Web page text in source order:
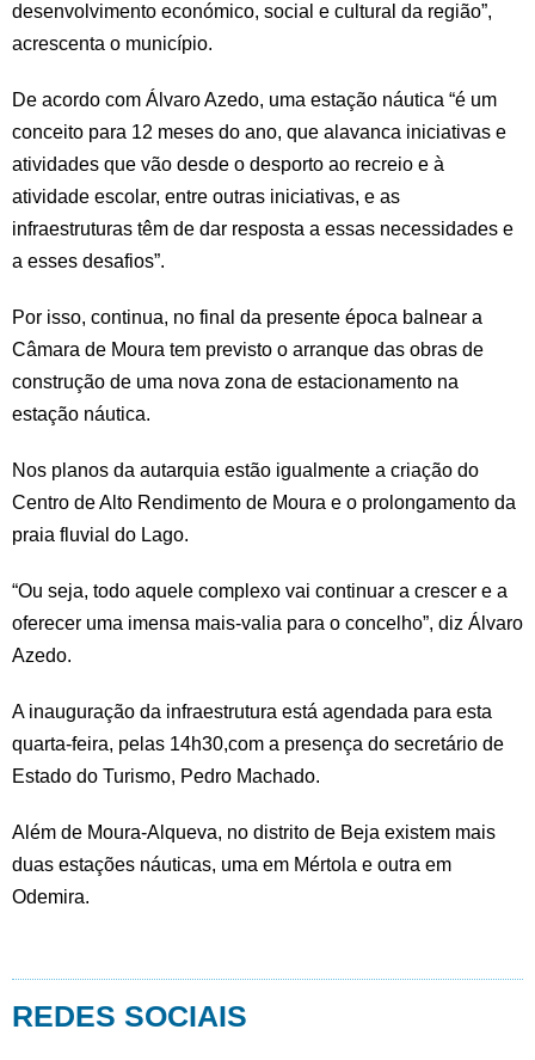
desenvolvimento económico, social e cultural da região”,
acrescenta o município.
De acordo com Álvaro Azedo, uma estação náutica “é um
conceito para 12 meses do ano, que alavanca iniciativas e
atividades que vão desde o desporto ao recreio e à
atividade escolar, entre outras iniciativas, e as
infraestruturas têm de dar resposta a essas necessidades e
a esses desafios”.
Por isso, continua, no final da presente época balnear a
Câmara de Moura tem previsto o arranque das obras de
construção de uma nova zona de estacionamento na
estação náutica.
Nos planos da autarquia estão igualmente a criação do
Centro de Alto Rendimento de Moura e o prolongamento da
praia fluvial do Lago.
“Ou seja, todo aquele complexo vai continuar a crescer e a
oferecer uma imensa mais-valia para o concelho”, diz Álvaro
Azedo.
A inauguração da infraestrutura está agendada para esta
quarta-feira, pelas 14h30,com a presença do secretário de
Estado do Turismo, Pedro Machado.
Além de Moura-Alqueva, no distrito de Beja existem mais
duas estações náuticas, uma em Mértola e outra em
Odemira.
REDES SOCIAIS